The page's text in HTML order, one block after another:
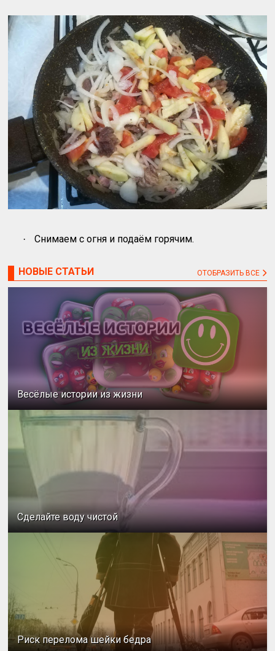
· Снимаем с огня и подаём горячим.
НОВЫЕ СТАТЬИ ОТОБРАЗИТЬ ВСЕ
Весёлые истории из жизни
Сделайте воду чистой
Риск перелома шейки бедра